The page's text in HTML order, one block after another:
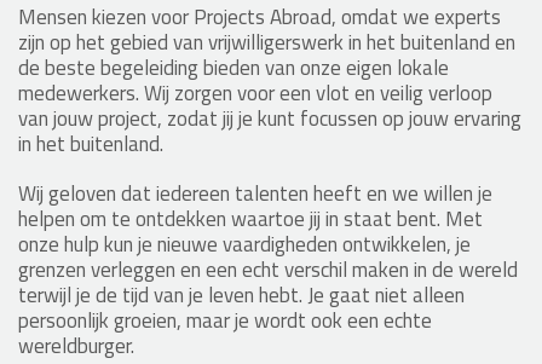
Mensen kiezen voor Projects Abroad, omdat we experts
zijn op het gebied van vrijwilligerswerk in het buitenland en
de beste begeleiding bieden van onze eigen lokale
medewerkers. Wij zorgen voor een vlot en veilig verloop
van jouw project, zodat jij je kunt focussen op jouw ervaring
in het buitenland.
Wij geloven dat iedereen talenten heeft en we willen je
helpen om te ontdekken waartoe jij in staat bent. Met
onze hulp kun je nieuwe vaardigheden ontwikkelen, je
grenzen verleggen en een echt verschil maken in de wereld
terwijl je de tijd van je leven hebt. Je gaat niet alleen
persoonlijk groeien, maar je wordt ook een echte
wereldburger.